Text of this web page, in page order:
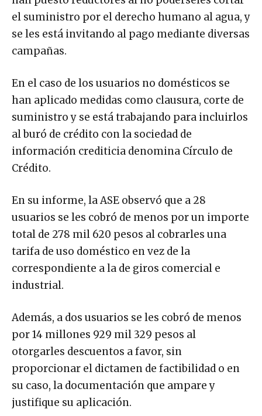
el suministro por el derecho humano al agua, y
se les está invitando al pago mediante diversas
campañas.
En el caso de los usuarios no domésticos se
han aplicado medidas como clausura, corte de
suministro y se está trabajando para incluirlos
al buró de crédito con la sociedad de
información crediticia denomina Círculo de
Crédito.
En su informe, la ASE observó que a 28
usuarios se les cobró de menos por un importe
total de 278 mil 620 pesos al cobrarles una
tarifa de uso doméstico en vez de la
correspondiente a la de giros comercial e
industrial.
Además, a dos usuarios se les cobró de menos
por 14 millones 929 mil 329 pesos al
otorgarles descuentos a favor, sin
proporcionar el dictamen de factibilidad o en
su caso, la documentación que ampare y
justifique su aplicación.